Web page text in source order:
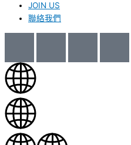
JOIN US
聯絡我們